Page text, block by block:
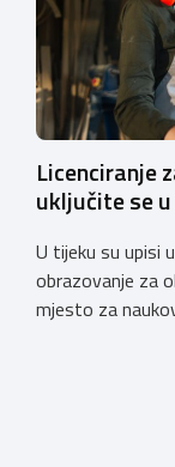
105/25, […]
Licenciranje
uključite se
U tijeku su upisi
obrazovanje za
mjesto za
koji još nemaju
licenciranja
kvalitetno i